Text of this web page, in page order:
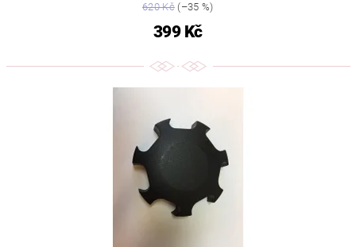
620 Kč(–35 %)
399 Kč